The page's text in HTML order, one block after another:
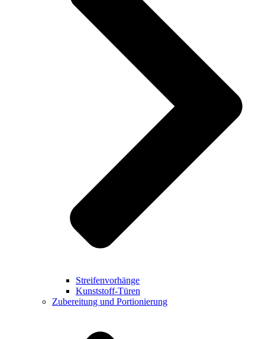
Streifenvorhänge
Kunststoff-Türen
Zubereitung und Portionierung